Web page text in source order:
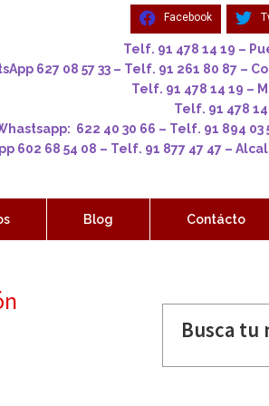
Facebook
Telf. 91 478 14 19 –
627 08 57 33 – Telf. 91 261 80 87 –
Telf. 91 478 14 19 –
Telf. 91 478 14 19 –
622 40 30 66 – Telf. 91 894 03
602 68 54 08 – Telf. 91 877 47 47 –
Blog Contácto
Busca tu